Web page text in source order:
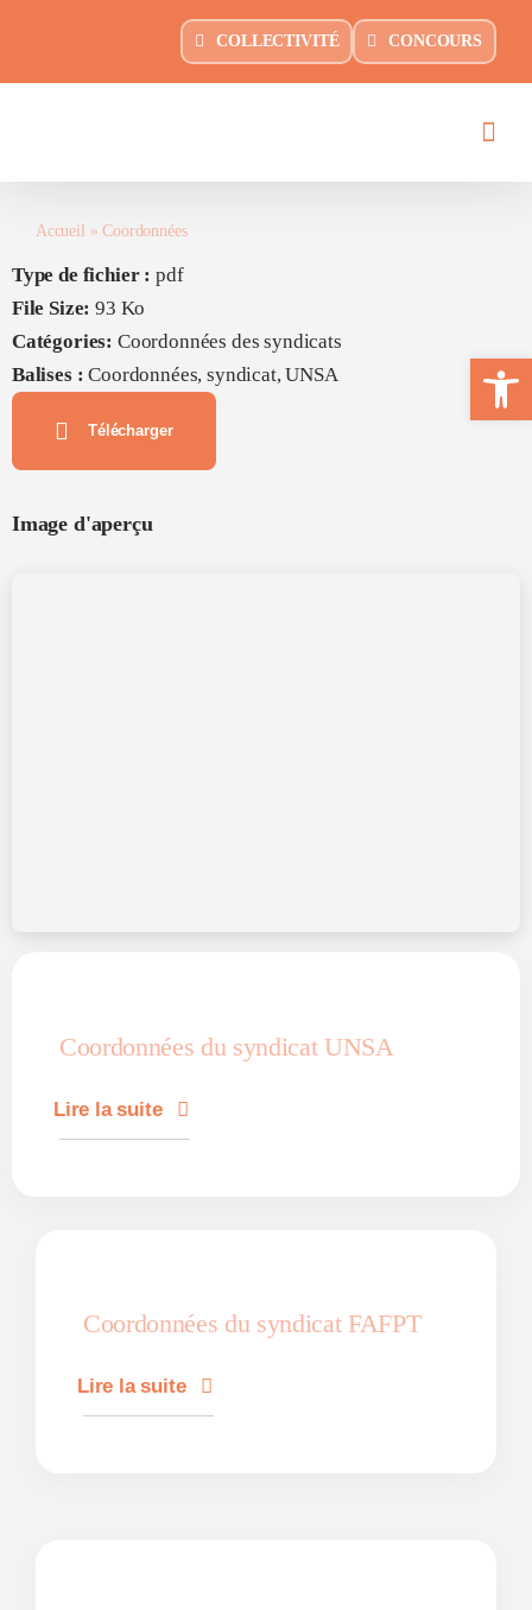
contenu
COLLECTIVITÉ CONCOURS
Accueil »Coordonnées
Type de fichier : pdf
File Size:93 Ko
Catégories: Coordonnées des syndicats
Balises :Coordonnées, syndicat, UNSA
Télécharger
Image d'aperçu
Coordonnées du syndicat UNSA
Lire la suite
Coordonnées du syndicat FAFPT
Lire la suite
Ouvrir